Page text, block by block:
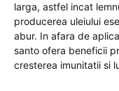
larga, astfel incat
producerea uleiului
abur. In afara de
santo ofera beneficii
cresterea imunitatii si